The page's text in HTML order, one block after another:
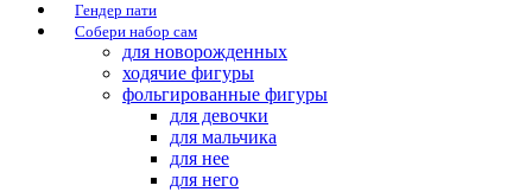
Гендер пати
Собери набор сам
для новорожденных
ходячие фигуры
фольгированные фигуры
для девочки
для мальчика
для нее
для него